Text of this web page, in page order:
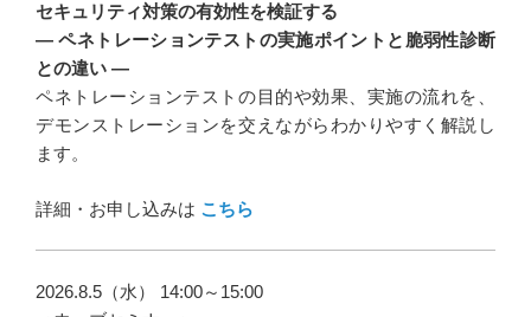
セキュリティ対策の有効性を検証する
― ペネトレーションテストの実施ポイントと脆弱性診断
との違い ―
ペネトレーションテストの目的や効果、実施の流れを、
デモンストレーションを交えながらわかりやすく解説し
ます。
詳細・お申し込みは こちら
2026.8.5（水） 14:00～15:00